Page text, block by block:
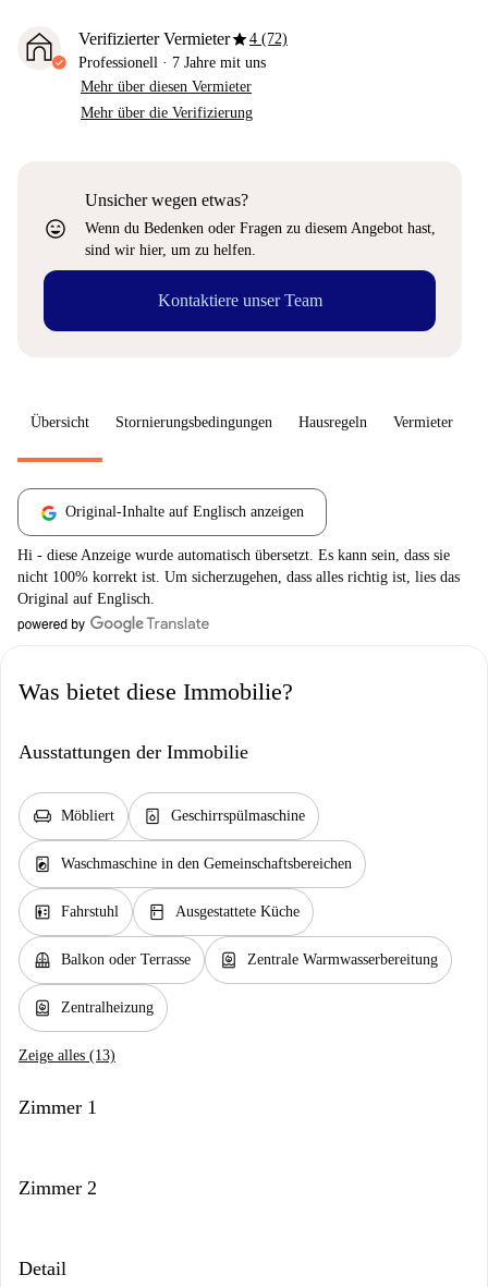
Verifizierter Vermieterstar4 (72)
Professionell · 7 Jahre mit uns
Mehr über diesen Vermieter
Mehr über die Verifizierung
sentiment_very_satisfied
Unsicher wegen etwas?
Wenn du Bedenken oder Fragen zu diesem Angebot hast,
sind wir hier, um zu helfen.
Kontaktiere unser Team
Übersicht Stornierungsbedingungen Hausregeln Vermieter
Original-Inhalte auf Englisch anzeigen
Hi - diese Anzeige wurde automatisch übersetzt. Es kann sein, dass sie
nicht 100% korrekt ist. Um sicherzugehen, dass alles richtig ist, lies das
Original auf Englisch.
Was bietet diese Immobilie?
Ausstattungen der Immobilie
chair Möbliert dishwasher_gen Geschirrspülmaschine
local_laundry_service Waschmaschine in den Gemeinschaftsbereichen
elevator Fahrstuhl kitchen Ausgestattete Küche
balcony Balkon oder Terrasse water_heater Zentrale Warmwasserbereitung
water_heater Zentralheizung
Zeige alles (13)
Zimmer 1
Zimmer 2
Detail